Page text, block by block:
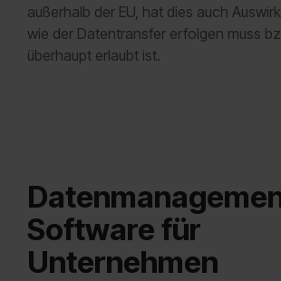
außerhalb der EU, hat dies auch
wie der Datentransfer erfolgen muss
überhaupt erlaubt ist.
Software für
Unternehmen